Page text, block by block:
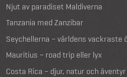
Njut av paradiset Maldiverna
Tanzania med Zanzibar
Seychellerna – världens vackraste
Mauritius – road trip eller lyx
Costa Rica – djur, natur och äventyr